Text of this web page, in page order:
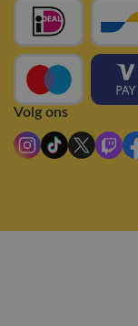
Volg ons